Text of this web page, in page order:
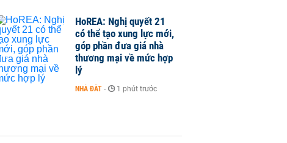
HoREA: Nghị quyết 21
có thể tạo xung lực mới,
góp phần đưa giá nhà
thương mại về mức hợp
lý
NHÀ ĐẤT - 1 phút trước